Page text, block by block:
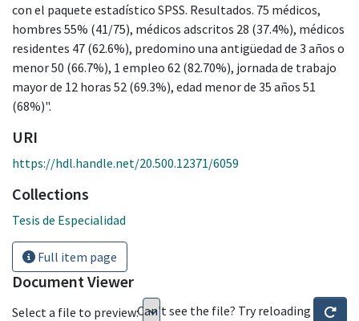
con el paquete estadístico SPSS. Resultados. 75 médicos,
hombres 55% (41/75), médicos adscritos 28 (37.4%), médicos
residentes 47 (62.6%), predomino una antigüedad de 3 años o
menor 50 (66.7%), 1 empleo 62 (82.70%), jornada de trabajo
mayor de 12 horas 52 (69.3%), edad menor de 35 años 51
(68%)".
URI
https://hdl.handle.net/20.500.12371/6059
Collections
Tesis de Especialidad
Full item page
Document Viewer
Select a file to preview:Can't see the file? Try reloading